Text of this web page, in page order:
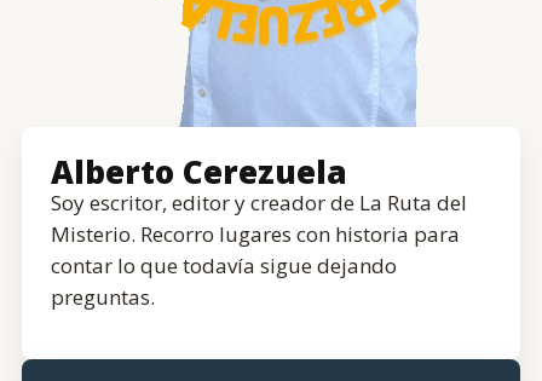
Alberto Cerezuela
Soy escritor, editor y creador de La Ruta del
Misterio. Recorro lugares con historia para
contar lo que todavía sigue dejando
preguntas.